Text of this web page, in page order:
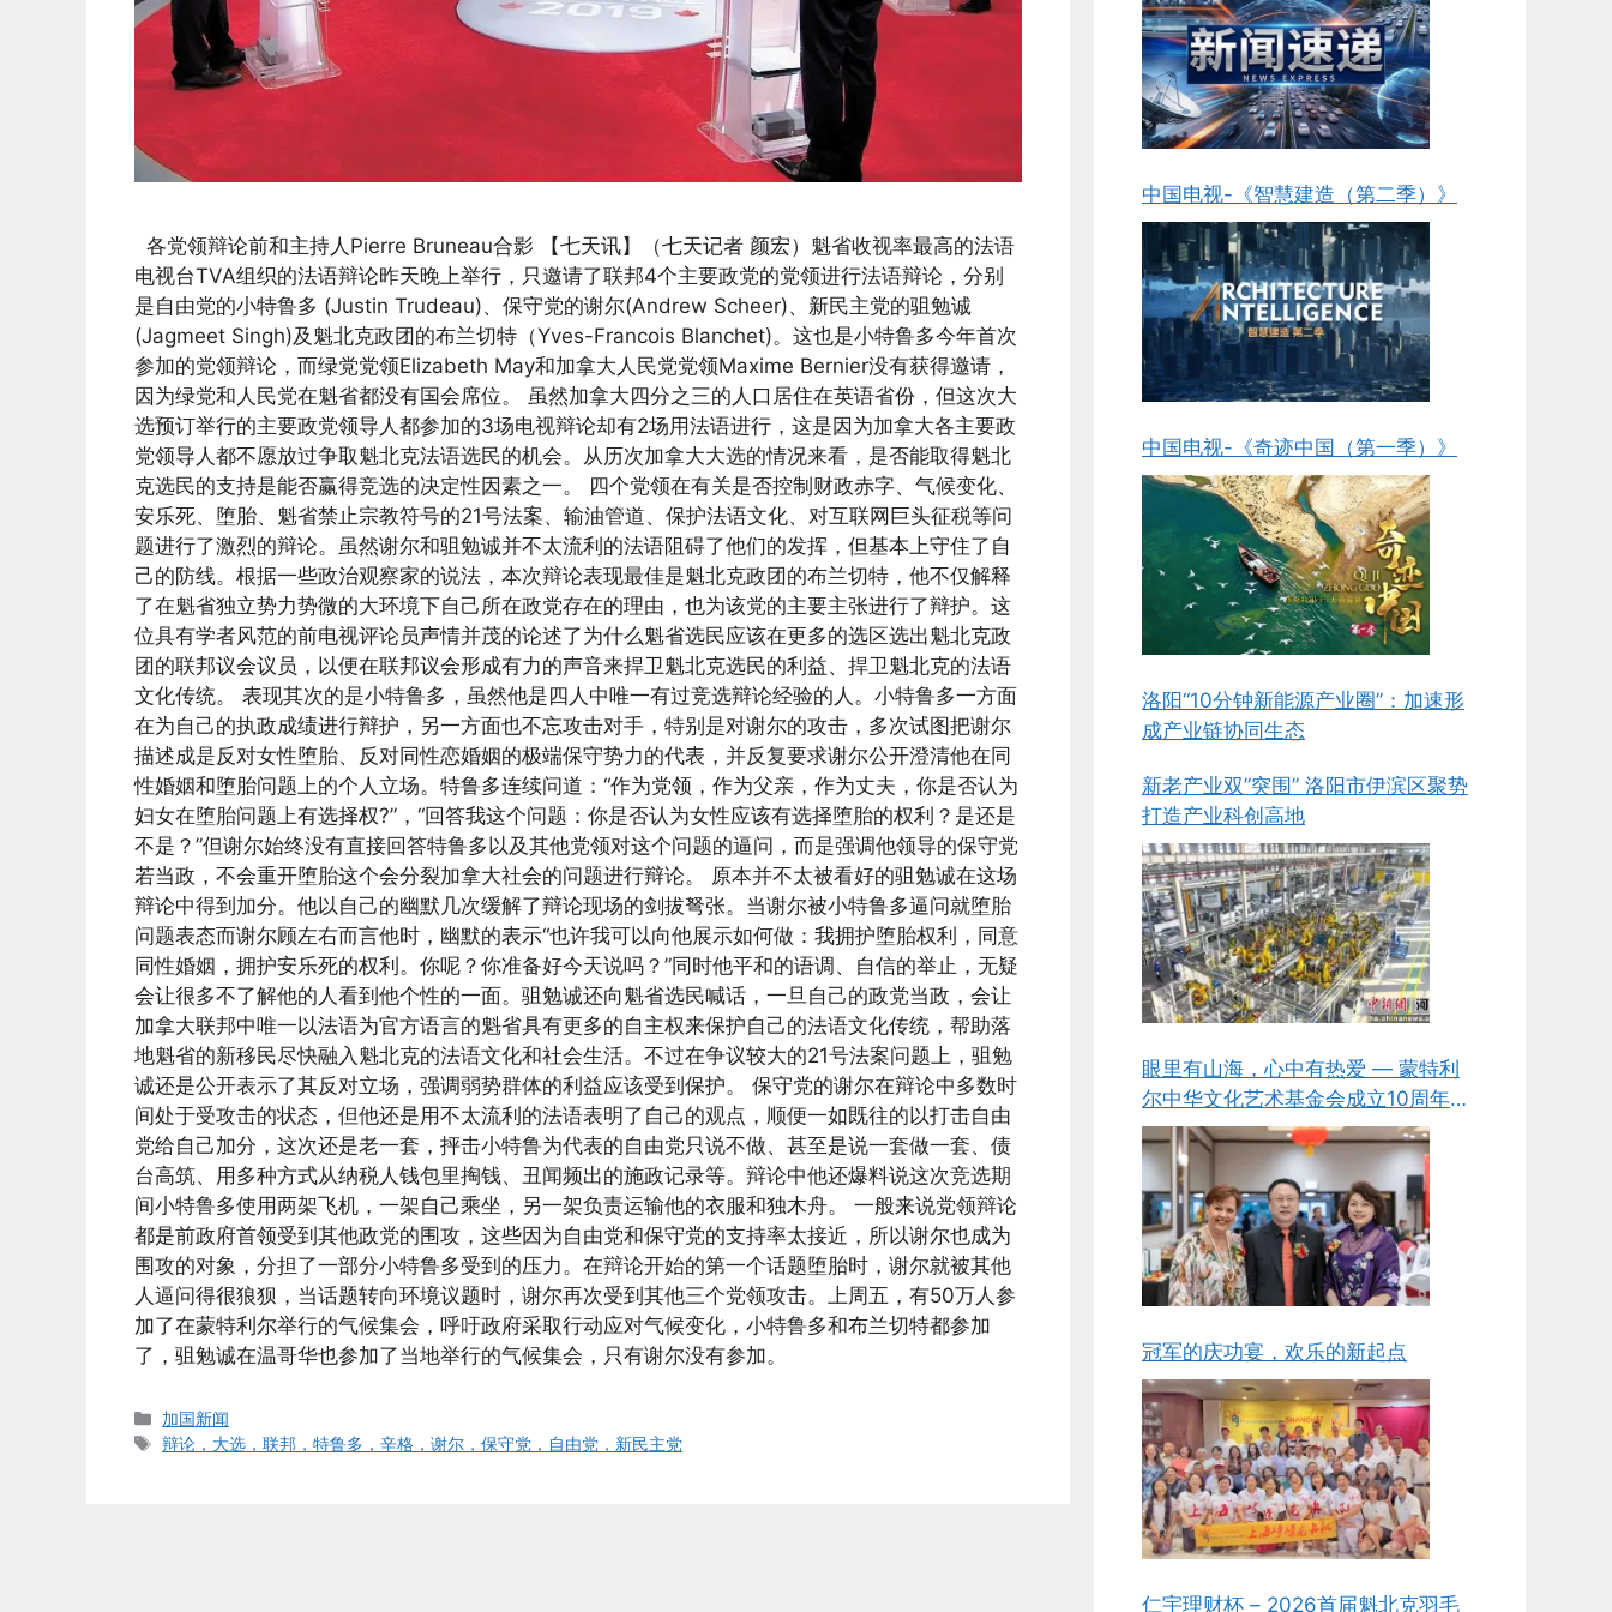
各党领辩论前和主持人Pierre Bruneau合影 【七天讯】（七天记者 颜宏）魁省收视率最高的法语
电视台TVA组织的法语辩论昨天晚上举行，只邀请了联邦4个主要政党的党领进行法语辩论，分别
是自由党的小特鲁多 (Justin Trudeau)、保守党的谢尔(Andrew Scheer)、新民主党的驵勉诚
(Jagmeet Singh)及魁北克政团的布兰切特（Yves-Francois Blanchet)。这也是小特鲁多今年首次
参加的党领辩论，而绿党党领Elizabeth May和加拿大人民党党领Maxime Bernier没有获得邀请，
因为绿党和人民党在魁省都没有国会席位。 虽然加拿大四分之三的人口居住在英语省份，但这次大
选预订举行的主要政党领导人都参加的3场电视辩论却有2场用法语进行，这是因为加拿大各主要政
党领导人都不愿放过争取魁北克法语选民的机会。从历次加拿大大选的情况来看，是否能取得魁北
克选民的支持是能否赢得竞选的决定性因素之一。 四个党领在有关是否控制财政赤字、气候变化、
安乐死、堕胎、魁省禁止宗教符号的21号法案、输油管道、保护法语文化、对互联网巨头征税等问
题进行了激烈的辩论。虽然谢尔和驵勉诚并不太流利的法语阻碍了他们的发挥，但基本上守住了自
己的防线。根据一些政治观察家的说法，本次辩论表现最佳是魁北克政团的布兰切特，他不仅解释
了在魁省独立势力势微的大环境下自己所在政党存在的理由，也为该党的主要主张进行了辩护。这
位具有学者风范的前电视评论员声情并茂的论述了为什么魁省选民应该在更多的选区选出魁北克政
团的联邦议会议员，以便在联邦议会形成有力的声音来捍卫魁北克选民的利益、捍卫魁北克的法语
文化传统。 表现其次的是小特鲁多，虽然他是四人中唯一有过竞选辩论经验的人。小特鲁多一方面
在为自己的执政成绩进行辩护，另一方面也不忘攻击对手，特别是对谢尔的攻击，多次试图把谢尔
描述成是反对女性堕胎、反对同性恋婚姻的极端保守势力的代表，并反复要求谢尔公开澄清他在同
性婚姻和堕胎问题上的个人立场。特鲁多连续问道：“作为党领，作为父亲，作为丈夫，你是否认为
妇女在堕胎问题上有选择权?”，“回答我这个问题：你是否认为女性应该有选择堕胎的权利？是还是
不是？”但谢尔始终没有直接回答特鲁多以及其他党领对这个问题的逼问，而是强调他领导的保守党
若当政，不会重开堕胎这个会分裂加拿大社会的问题进行辩论。 原本并不太被看好的驵勉诚在这场
辩论中得到加分。他以自己的幽默几次缓解了辩论现场的剑拔弩张。当谢尔被小特鲁多逼问就堕胎
问题表态而谢尔顾左右而言他时，幽默的表示“也许我可以向他展示如何做：我拥护堕胎权利，同意
同性婚姻，拥护安乐死的权利。你呢？你准备好今天说吗？”同时他平和的语调、自信的举止，无疑
会让很多不了解他的人看到他个性的一面。驵勉诚还向魁省选民喊话，一旦自己的政党当政，会让
加拿大联邦中唯一以法语为官方语言的魁省具有更多的自主权来保护自己的法语文化传统，帮助落
地魁省的新移民尽快融入魁北克的法语文化和社会生活。不过在争议较大的21号法案问题上，驵勉
诚还是公开表示了其反对立场，强调弱势群体的利益应该受到保护。 保守党的谢尔在辩论中多数时
间处于受攻击的状态，但他还是用不太流利的法语表明了自己的观点，顺便一如既往的以打击自由
党给自己加分，这次还是老一套，抨击小特鲁为代表的自由党只说不做、甚至是说一套做一套、债
台高筑、用多种方式从纳税人钱包里掏钱、丑闻频出的施政记录等。辩论中他还爆料说这次竞选期
间小特鲁多使用两架飞机，一架自己乘坐，另一架负责运输他的衣服和独木舟。 一般来说党领辩论
都是前政府首领受到其他政党的围攻，这些因为自由党和保守党的支持率太接近，所以谢尔也成为
围攻的对象，分担了一部分小特鲁多受到的压力。在辩论开始的第一个话题堕胎时，谢尔就被其他
人逼问得很狼狈，当话题转向环境议题时，谢尔再次受到其他三个党领攻击。上周五，有50万人参
加了在蒙特利尔举行的气候集会，呼吁政府采取行动应对气候变化，小特鲁多和布兰切特都参加
了，驵勉诚在温哥华也参加了当地举行的气候集会，只有谢尔没有参加。
Categories
加国新闻
Tags
辩论，大选，联邦，特鲁多，辛格，谢尔，保守党，自由党，新民主党
中国电视-《智慧建造（第二季）》
中国电视-《奇迹中国（第一季）》
洛阳“10分钟新能源产业圈”：加速形
成产业链协同生态
新老产业双”突围” 洛阳市伊滨区聚势
打造产业科创高地
眼里有山海，心中有热爱 — 蒙特利
尔中华文化艺术基金会成立10周年庆
典侧记
冠军的庆功宴，欢乐的新起点
仁宇理财杯 – 2026首届魁北克羽毛